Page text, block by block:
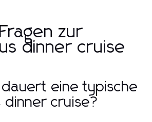
zur
dinner cruise
eine typische
dinner cruise?